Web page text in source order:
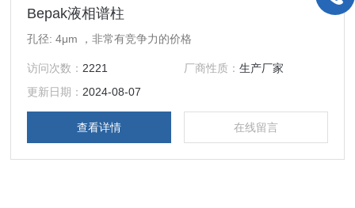
Bepak液相谱柱
孔径: 4μm ，非常有竞争力的价格
访问次数： 2221 厂商性质： 生产厂家
更新日期： 2024-08-07
查看详情 在线留言